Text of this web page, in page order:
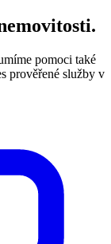
pomoci také
prověřené služby v